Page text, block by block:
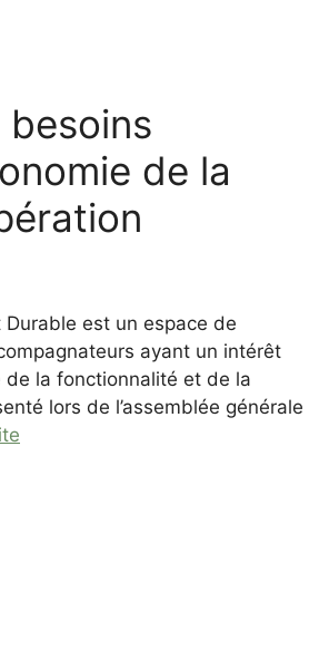
de la
est un espace de
ayant un intérêt
de la fonctionnalité et de la
lors de l’assemblée générale